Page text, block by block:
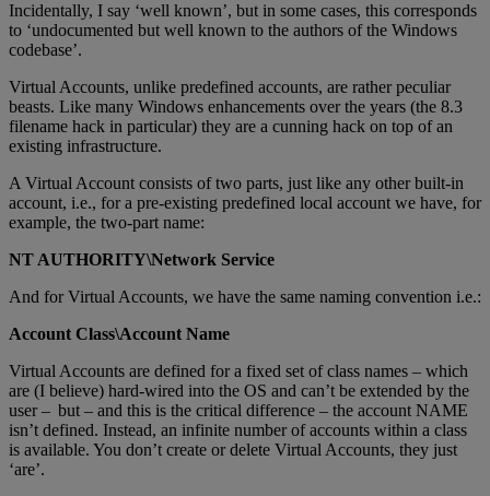
Incidentally, I say ‘well known’, but in some cases, this corresponds
to ‘undocumented but well known to the authors of the Windows
codebase’.
Virtual Accounts, unlike predefined accounts, are rather peculiar
beasts. Like many Windows enhancements over the years (the 8.3
filename hack in particular) they are a cunning hack on top of an
existing infrastructure.
A Virtual Account consists of two parts, just like any other built-in
account, i.e., for a pre-existing predefined local account we have, for
example, the two-part name:
NT AUTHORITY\Network Service
And for Virtual Accounts, we have the same naming convention i.e.:
Account Class\Account Name
Virtual Accounts are defined for a fixed set of class names – which
are (I believe) hard-wired into the OS and can’t be extended by the
user – but – and this is the critical difference – the account NAME
isn’t defined. Instead, an infinite number of accounts within a class
is available. You don’t create or delete Virtual Accounts, they just
‘are’.